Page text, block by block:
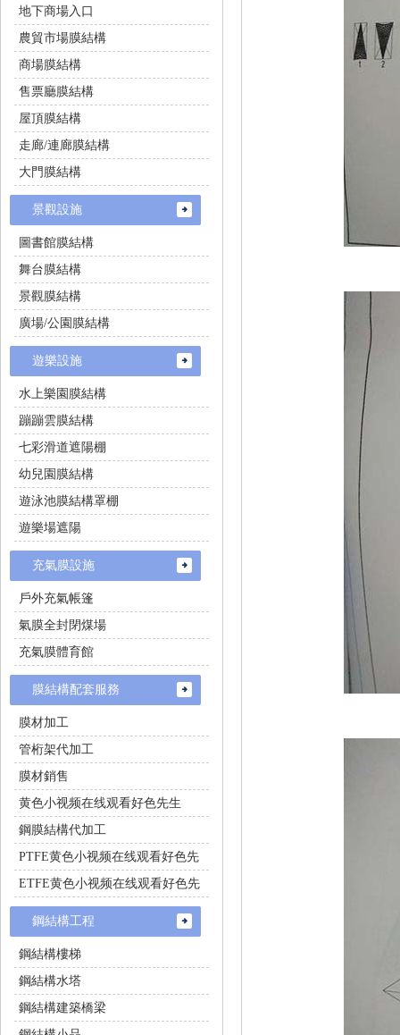
地下商場入口
農貿市場膜結構
商場膜結構
售票廳膜結構
屋頂膜結構
走廊/連廊膜結構
大門膜結構
景觀設施
圖書館膜結構
舞台膜結構
景觀膜結構
廣場/公園膜結構
遊樂設施
水上樂園膜結構
蹦蹦雲膜結構
七彩滑道遮陽棚
幼兒園膜結構
遊泳池膜結構罩棚
遊樂場遮陽
充氣膜設施
戶外充氣帳篷
氣膜全封閉煤場
充氣膜體育館
膜結構配套服務
膜材加工
管桁架代加工
膜材銷售
黄色小视频在线观看好色先生
鋼膜結構代加工
PTFE黄色小视频在线观看好色先
生施工
ETFE黄色小视频在线观看好色先
生施工
鋼結構工程
鋼結構樓梯
鋼結構水塔
鋼結構建築橋梁